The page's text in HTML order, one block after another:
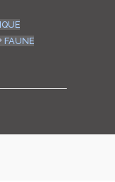
FAUNE